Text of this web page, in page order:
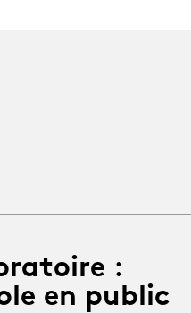
:
en public